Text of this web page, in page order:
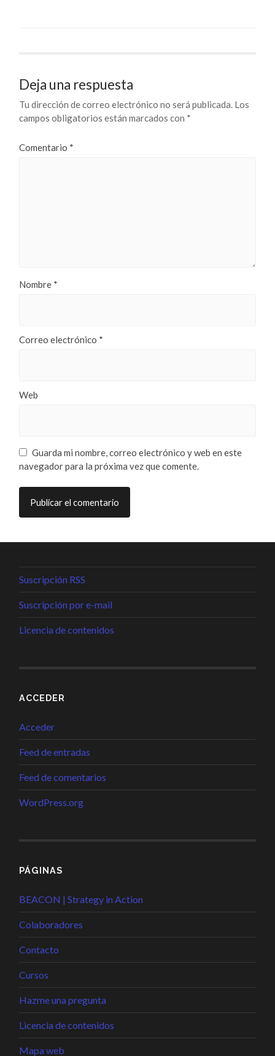
Deja una respuesta
Tu dirección de correo electrónico no será publicada. Los
campos obligatorios están marcados con *
Comentario *
Nombre *
Correo electrónico *
Web
Guarda mi nombre, correo electrónico y web en este
navegador para la próxima vez que comente.
Suscripción RSS
Suscripción por e-mail
Licencia de contenidos
ACCEDER
Acceder
Feed de entradas
Feed de comentarios
WordPress.org
PÁGINAS
BEACON | Strategy in Action
Colaboradores
Contacto
Cursos
Hazme una pregunta
Licencia de contenidos
Mapa web